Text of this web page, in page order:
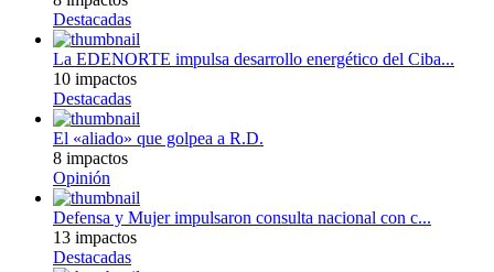
Destacadas
La EDENORTE impulsa desarrollo energético del Ciba...
10 impactos
Destacadas
El «aliado» que golpea a R.D.
8 impactos
Opinión
Defensa y Mujer impulsaron consulta nacional con c...
13 impactos
Destacadas